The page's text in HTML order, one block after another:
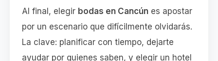
Al final, elegir bodas en Cancún es apostar
por un escenario que difícilmente olvidarás.
La clave: planificar con tiempo, dejarte
ayudar por quienes saben, y elegir un hotel